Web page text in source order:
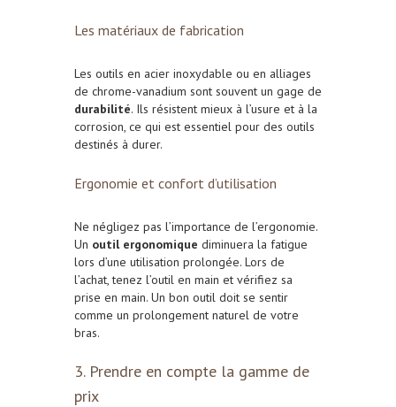
Les matériaux de fabrication
Les outils en acier inoxydable ou en alliages
de chrome-vanadium sont souvent un gage de
durabilité. Ils résistent mieux à l’usure et à la
corrosion, ce qui est essentiel pour des outils
destinés à durer.
Ergonomie et confort d’utilisation
Ne négligez pas l’importance de l’ergonomie.
Un outil ergonomique diminuera la fatigue
lors d’une utilisation prolongée. Lors de
l’achat, tenez l’outil en main et vérifiez sa
prise en main. Un bon outil doit se sentir
comme un prolongement naturel de votre
bras.
3. Prendre en compte la gamme de
prix